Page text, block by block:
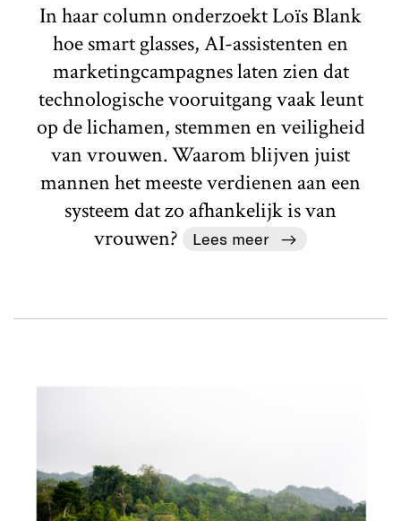
In haar column onderzoekt Loïs Blank
hoe smart glasses, AI-assistenten en
marketingcampagnes laten zien dat
technologische vooruitgang vaak leunt
op de lichamen, stemmen en veiligheid
van vrouwen. Waarom blijven juist
mannen het meeste verdienen aan een
systeem dat zo afhankelijk is van
vrouwen?
Lees meer